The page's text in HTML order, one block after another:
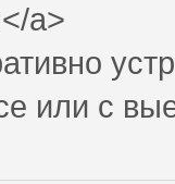
a>
или с